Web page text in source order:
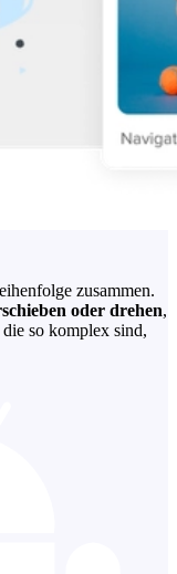
zusammen.
oder drehen,
so komplex sind,